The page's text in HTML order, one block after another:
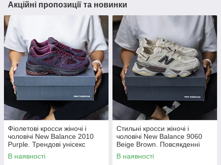
Акційні пропозиції та новинки
Фіолетові кросси жіночі і
чоловічі New Balance 2010
Purple. Трендові унісекс
кроссівки Нью Беленс 2010.
В наявності
Стильні кросси жіночі і
чоловічі New Balance 9060
Beige Brown. Повсякденні
унісекс кроссівки Нью Беленс
9060.
В наявності